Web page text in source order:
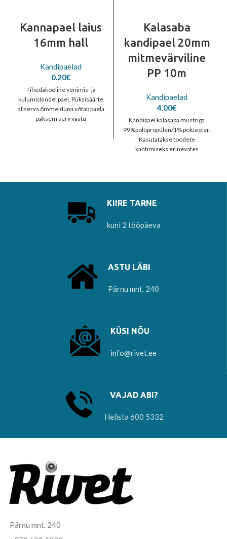
Kannapael laius
16mm hall
Kandipaelad
0.20€
Tihedakoeline venimis- ja
kulumiskindel pael. Püksisäärte
allserva õmmelduna võtab paela
paksem serv vastu
Kalasaba
kandipael 20mm
mitmevärviline
PP 10m
Kandipaelad
4.00€
Kandipael kalasaba mustriga
99%polüpropülen/1% polüester.
Kasutatakse toodete
kantimiseks erinevates
KIIRE TARNE
kuni 2 tööpäeva
ASTU LÄBI
Pärnu mnt. 240
KÜSI NÕU
info@rivet.ee
VAJAD ABI?
Helista 600 5332
Pärnu mnt. 240